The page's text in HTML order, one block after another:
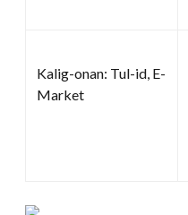
Kalig-onan: Tul-id, E-
Market